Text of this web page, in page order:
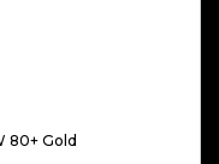
80+ Gold